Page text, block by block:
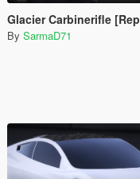
Glacier Carbinerifle [Replace]
By SarmaD71